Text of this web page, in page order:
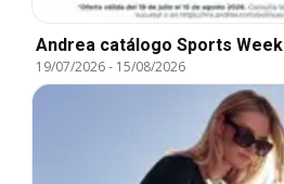
Andrea catálogo Sports Week
19/07/2026- 15/08/2026